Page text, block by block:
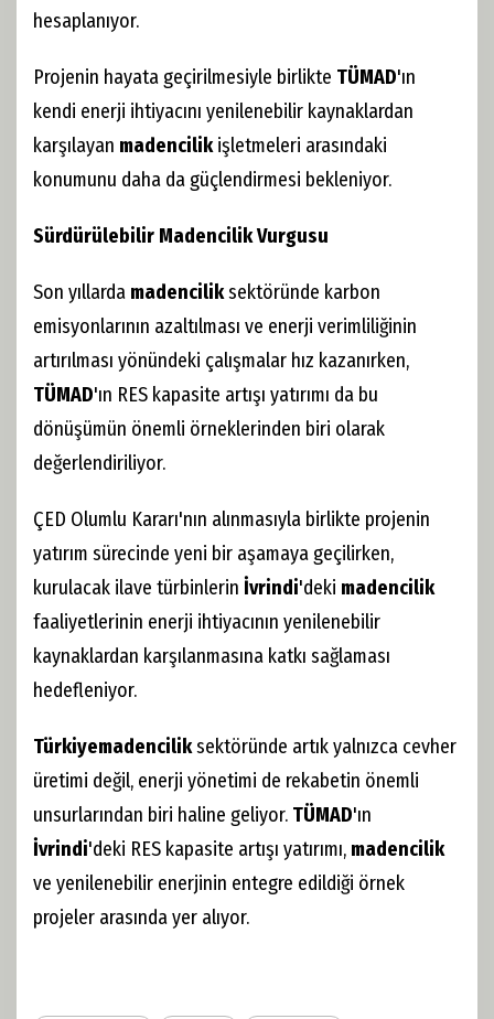
hesaplanıyor.
Projenin hayata geçirilmesiyle birlikte TÜMAD'ın
kendi enerji ihtiyacını yenilenebilir kaynaklardan
karşılayan madencilikişletmeleri arasındaki
konumunu daha da güçlendirmesi bekleniyor.
Sürdürülebilir Madencilik Vurgusu
Son yıllarda madenciliksektöründe karbon
emisyonlarının azaltılması ve enerji verimliliğinin
artırılması yönündeki çalışmalar hız kazanırken,
TÜMAD'ın RES kapasite artışı yatırımı da bu
dönüşümün önemli örneklerinden biri olarak
değerlendiriliyor.
ÇED Olumlu Kararı'nın alınmasıyla birlikte projenin
yatırım sürecinde yeni bir aşamaya geçilirken,
kurulacak ilave türbinlerin İvrindi'deki madencilik
faaliyetlerinin enerji ihtiyacının yenilenebilir
kaynaklardan karşılanmasına katkı sağlaması
hedefleniyor.
Türkiyemadenciliksektöründe artık yalnızca cevher
üretimi değil, enerji yönetimi de rekabetin önemli
unsurlarından biri haline geliyor. TÜMAD'ın
İvrindi'deki RES kapasite artışı yatırımı, madencilik
ve yenilenebilir enerjinin entegre edildiği örnek
projeler arasında yer alıyor.